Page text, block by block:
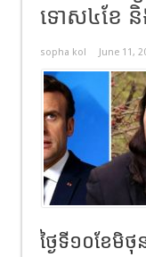
ទោស៤ខែ និ
sopha kol June 11,
ថ្ងៃទី១០ខែមិថុ